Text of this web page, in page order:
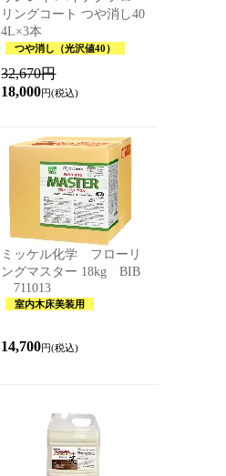
リングコート つや消し40
4L×3本
つや消し（光沢値40）
32,670円
18,000円(税込)
ミッケル化学 フローリ
ングマスター 18kg BIB
711013
室内木床美装用
14,700円(税込)